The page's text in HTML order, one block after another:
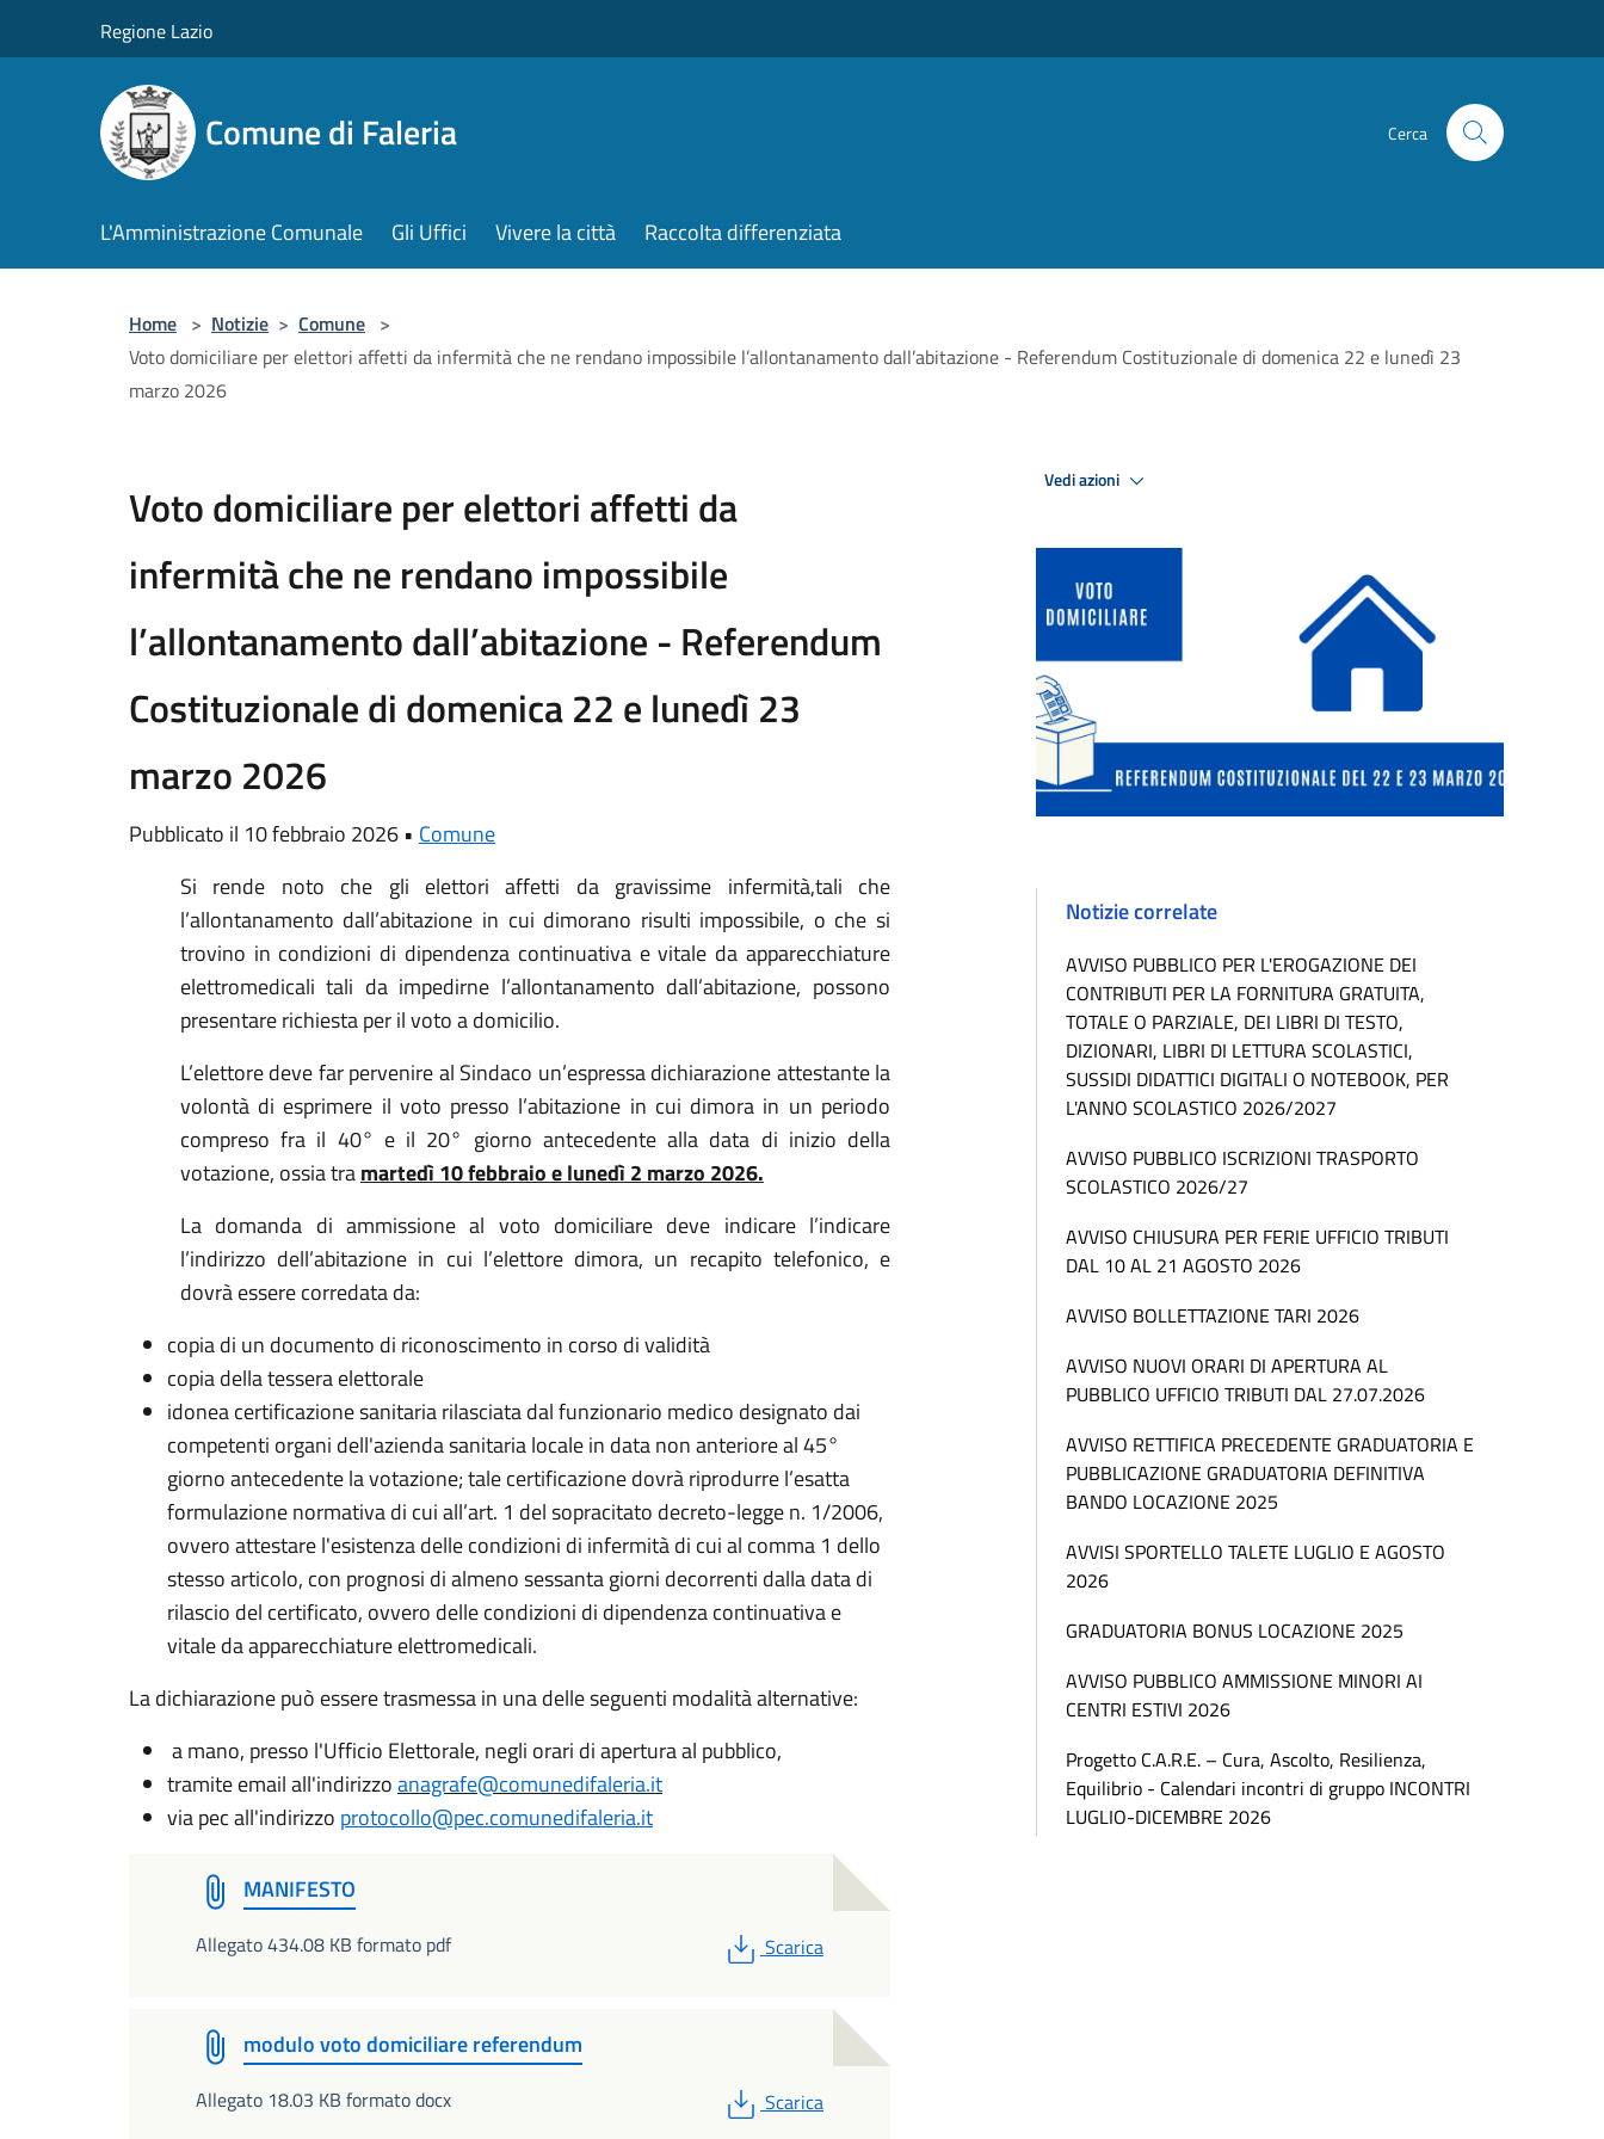
Regione Lazio
Comune di Faleria Cerca
L'Amministrazione Comunale Gli Uffici Vivere la città Raccolta differenziata
Home > Notizie > Comune >
Voto domiciliare per elettori affetti da infermità che ne rendano impossibile l’allontanamento dall’abitazione - Referendum Costituzionale di domenica 22 e lunedì 23
marzo 2026
Voto domiciliare per elettori affetti da
infermità che ne rendano impossibile
l’allontanamento dall’abitazione - Referendum
Costituzionale di domenica 22 e lunedì 23
marzo 2026
Pubblicato il 10 febbraio 2026 • Comune
Si rende noto che gli elettori affetti da gravissime infermità,tali che
l’allontanamento dall’abitazione in cui dimorano risulti impossibile, o che si
trovino in condizioni di dipendenza continuativa e vitale da apparecchiature
elettromedicali tali da impedirne l’allontanamento dall’abitazione, possono
presentare richiesta per il voto a domicilio.
L’elettore deve far pervenire al Sindaco un’espressa dichiarazione attestante la
volontà di esprimere il voto presso l’abitazione in cui dimora in un periodo
compreso fra il 40° e il 20° giorno antecedente alla data di inizio della
votazione, ossia tramartedì 10 febbraio e lunedì 2 marzo 2026.
La domanda di ammissione al voto domiciliare deve indicare l’indicare
l’indirizzo dell’abitazione in cui l’elettore dimora, un recapito telefonico, e
dovrà essere corredata da:
copia di un documento di riconoscimento in corso di validità
copia della tessera elettorale
idonea certificazione sanitaria rilasciata dal funzionario medico designato dai
competenti organi dell'azienda sanitaria locale in data non anteriore al 45°
giorno antecedente la votazione; tale certificazione dovrà riprodurre l’esatta
formulazione normativa di cui all’art. 1 del sopracitato decreto-legge n. 1/2006,
ovvero attestare l'esistenza delle condizioni di infermità di cui al comma 1 dello
stesso articolo, con prognosi di almeno sessanta giorni decorrenti dalla data di
rilascio del certificato, ovvero delle condizioni di dipendenza continuativa e
vitale da apparecchiature elettromedicali.
La dichiarazione può essere trasmessa in una delle seguenti modalità alternative:
a mano, presso l'Ufficio Elettorale, negli orari di apertura al pubblico,
tramite email all'indirizzoanagrafe@comunedifaleria.it
via pec all'indirizzo protocollo@pec.comunedifaleria.it
MANIFESTO
Allegato 434.08 KB formato pdf PDF
Scarica
modulo voto domiciliare referendum
Allegato 18.03 KB formato docx PDF
Scarica
Vedi azioni
Notizie correlate
AVVISO PUBBLICO PER L'EROGAZIONE DEI
CONTRIBUTI PER LA FORNITURA GRATUITA,
TOTALE O PARZIALE, DEI LIBRI DI TESTO,
DIZIONARI, LIBRI DI LETTURA SCOLASTICI,
SUSSIDI DIDATTICI DIGITALI O NOTEBOOK, PER
L'ANNO SCOLASTICO 2026/2027
AVVISO PUBBLICO ISCRIZIONI TRASPORTO
SCOLASTICO 2026/27
AVVISO CHIUSURA PER FERIE UFFICIO TRIBUTI
DAL 10 AL 21 AGOSTO 2026
AVVISO BOLLETTAZIONE TARI 2026
AVVISO NUOVI ORARI DI APERTURA AL
PUBBLICO UFFICIO TRIBUTI DAL 27.07.2026
AVVISO RETTIFICA PRECEDENTE GRADUATORIA E
PUBBLICAZIONE GRADUATORIA DEFINITIVA
BANDO LOCAZIONE 2025
AVVISI SPORTELLO TALETE LUGLIO E AGOSTO
2026
GRADUATORIA BONUS LOCAZIONE 2025
AVVISO PUBBLICO AMMISSIONE MINORI AI
CENTRI ESTIVI 2026
Progetto C.A.R.E. – Cura, Ascolto, Resilienza,
Equilibrio - Calendari incontri di gruppo INCONTRI
LUGLIO-DICEMBRE 2026